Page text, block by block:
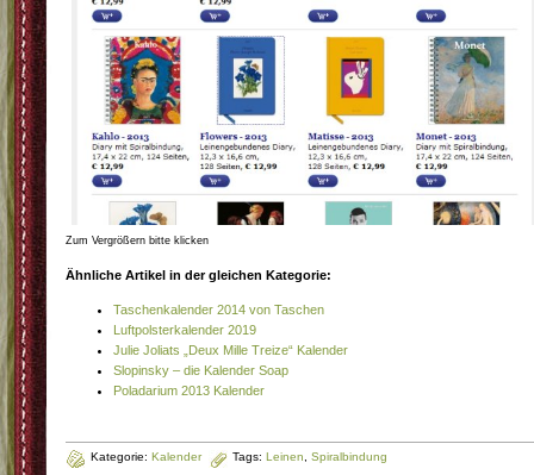
Zum Vergrößern bitte klicken
Ähnliche Artikel in der gleichen Kategorie:
Taschenkalender 2014 von Taschen
Luftpolsterkalender 2019
Julie Joliats „Deux Mille Treize“ Kalender
Slopinsky – die Kalender Soap
Poladarium 2013 Kalender
Kategorie: Kalender Tags: Leinen, Spiralbindung